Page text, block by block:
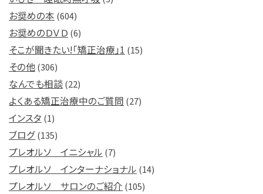
お奨めの本 (604)
お奨めのＤＶＤ (6)
そこが聞きたい!「矯正治療」1 (15)
その他(306)
なんでも相談(22)
よくある矯正治療中のご質問 (27)
インスタ (1)
ブログ(135)
プレオルソ イニシャル (7)
プレオルソ インターナショナル (14)
プレオルソ サロンのご紹介 (105)